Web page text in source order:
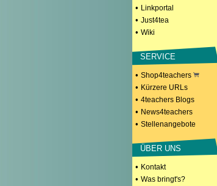
• Linkportal
• Just4tea
• Wiki
SERVICE
• Shop4teachers
• Kürzere URLs
• 4teachers Blogs
• News4teachers
• Stellenangebote
ÜBER UNS
• Kontakt
• Was bringt's?